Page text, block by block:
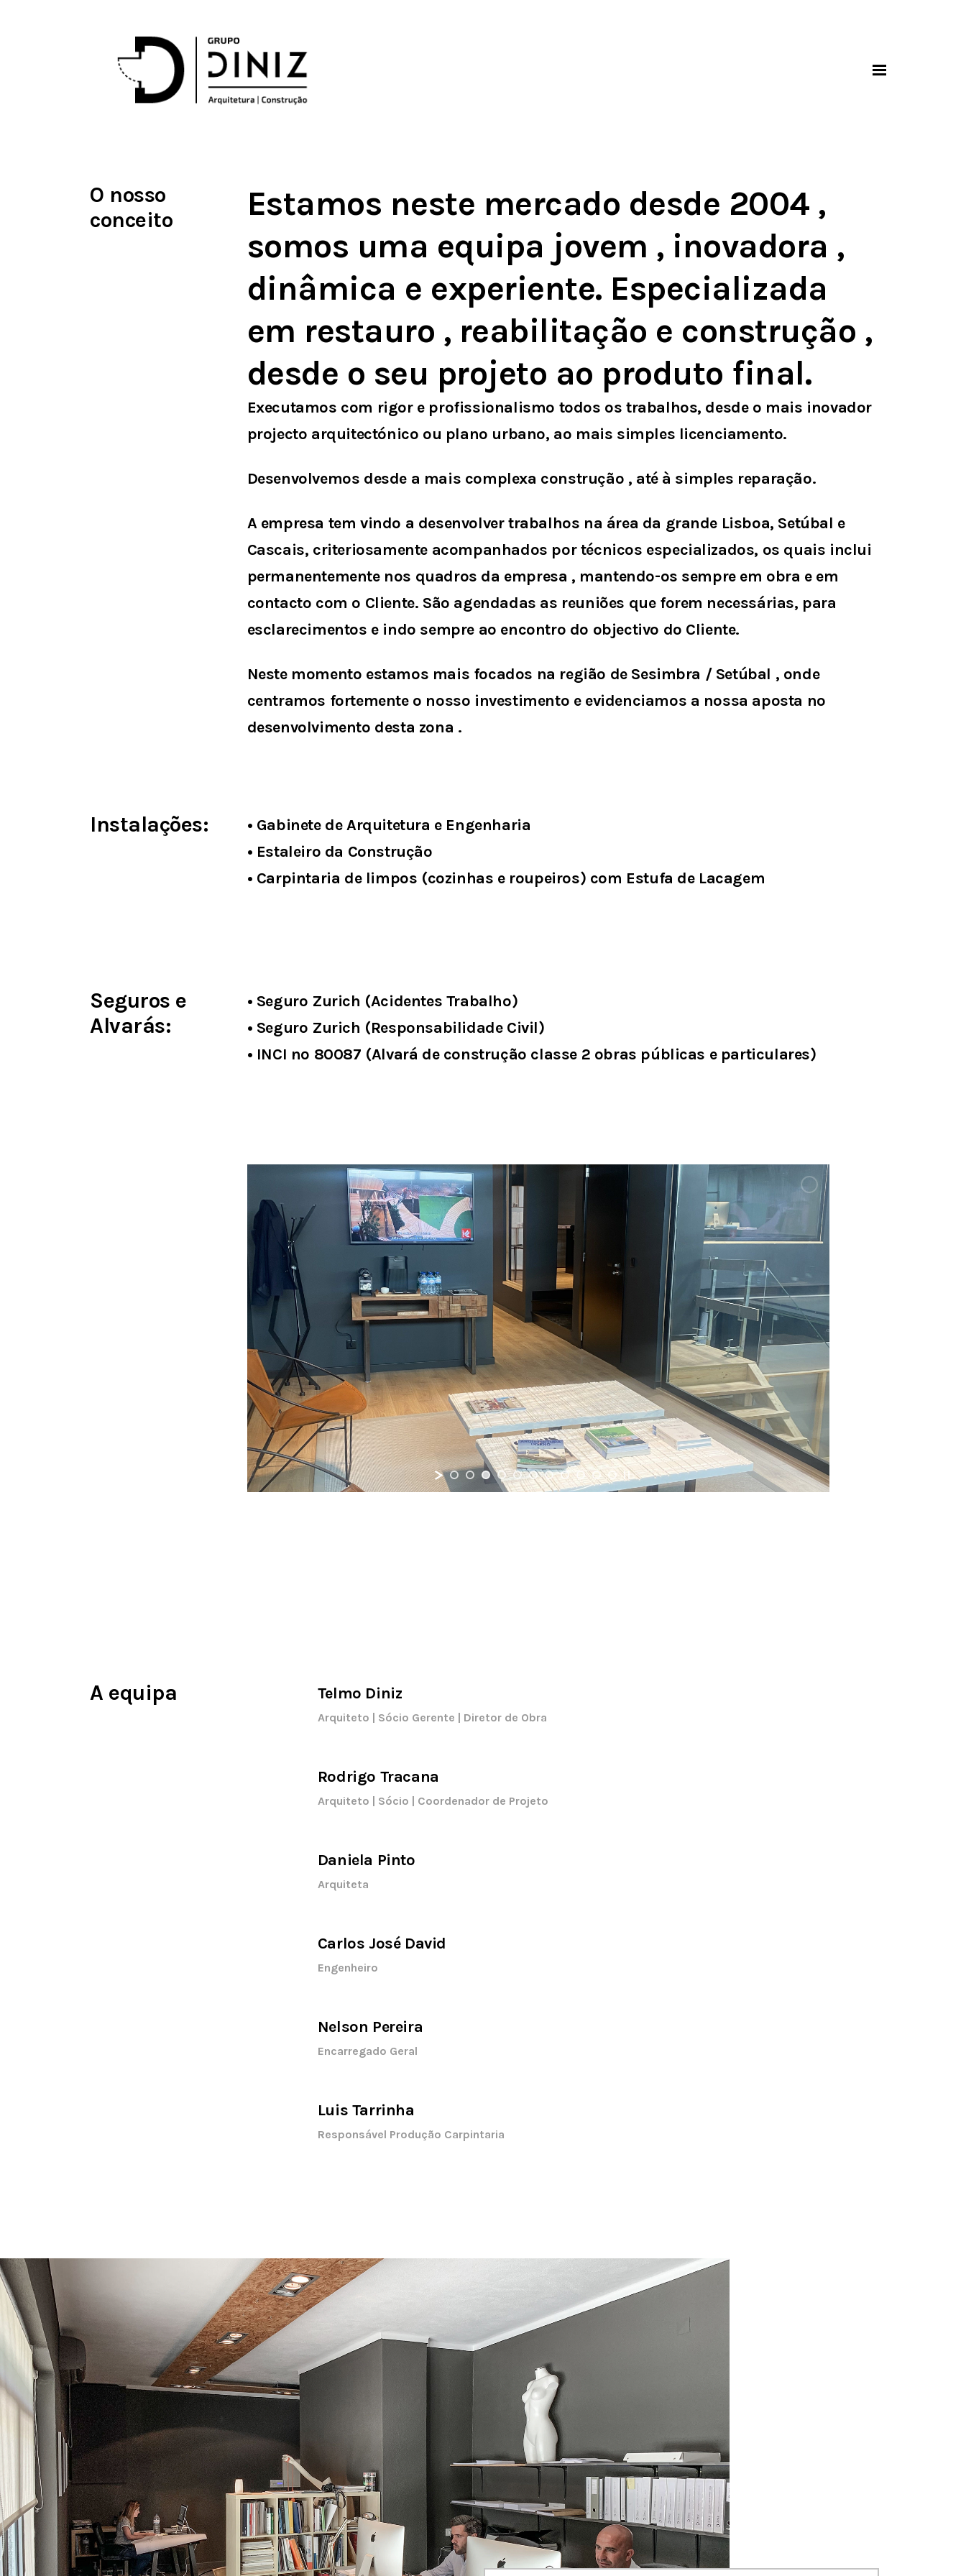
O nosso
conceito
Estamos neste mercado desde 2004 ,
somos uma equipa jovem , inovadora ,
dinâmica e experiente. Especializada
em restauro , reabilitação e construção ,
desde o seu projeto ao produto final.
Executamos com rigor e profissionalismo todos os trabalhos, desde o mais inovador
projecto arquitectónico ou plano urbano, ao mais simples licenciamento.
Desenvolvemos desde a mais complexa construção , até à simples reparação.
A empresa tem vindo a desenvolver trabalhos na área da grande Lisboa, Setúbal e
Cascais, criteriosamente acompanhados por técnicos especializados, os quais inclui
permanentemente nos quadros da empresa , mantendo-os sempre em obra e em
contacto com o Cliente. São agendadas as reuniões que forem necessárias, para
esclarecimentos e indo sempre ao encontro do objectivo do Cliente.
Neste momento estamos mais focados na região de Sesimbra / Setúbal , onde
centramos fortemente o nosso investimento e evidenciamos a nossa aposta no
desenvolvimento desta zona .
Instalações:
• Gabinete de Arquitetura e Engenharia
• Estaleiro da Construção
• Carpintaria de limpos (cozinhas e roupeiros) com Estufa de Lacagem
Seguros e
Alvarás:
• Seguro Zurich (Acidentes Trabalho)
• Seguro Zurich (Responsabilidade Civil)
• INCI nº 80087 (Alvará de construção classe 2 obras públicas e particulares)
A equipa Telmo Diniz
Arquiteto | Sócio Gerente | Diretor de Obra
Rodrigo Tracana
Arquiteto | Sócio | Coordenador de Projeto
Daniela Pinto
Arquiteta
Carlos José David
Engenheiro
Nelson Pereira
Encarregado Geral
Luis Tarrinha
Responsável Produção Carpintaria